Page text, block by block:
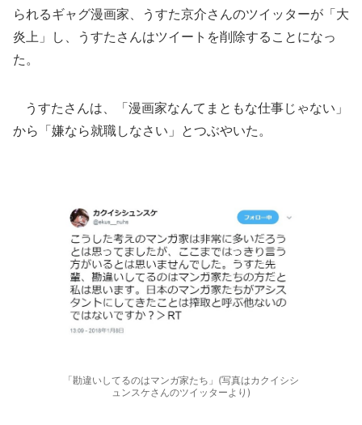
られるギャグ漫画家、うすた京介さんのツイッターが「大
炎上」し、うすたさんはツイートを削除することになっ
た。
うすたさんは、「漫画家なんてまともな仕事じゃない」
から「嫌なら就職しなさい」とつぶやいた。
「勘違いしてるのはマンガ家たち」(写真はカクイシシ
ュンスケさんのツイッターより)